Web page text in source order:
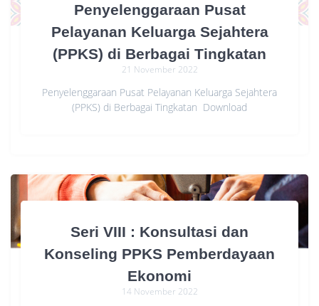
Penyelenggaraan Pusat
Pelayanan Keluarga Sejahtera
(PPKS) di Berbagai Tingkatan
21 November 2022
Penyelenggaraan Pusat Pelayanan Keluarga Sejahtera
(PPKS) di Berbagai Tingkatan Download
Seri VIII : Konsultasi dan
Konseling PPKS Pemberdayaan
Ekonomi
14 November 2022